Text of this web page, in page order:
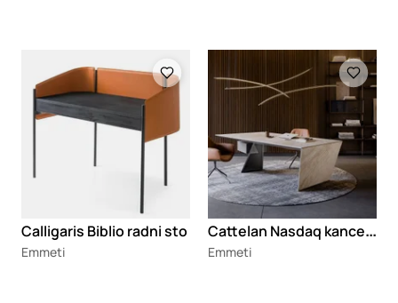
Calligaris Biblio radni sto
Emmeti
C
attelan Nasdaq kancelarijski sto
Emmeti